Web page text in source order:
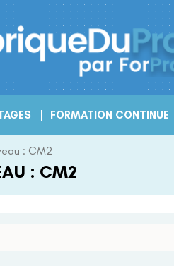
FORMATION CONTINUE
: CM2
: CM2